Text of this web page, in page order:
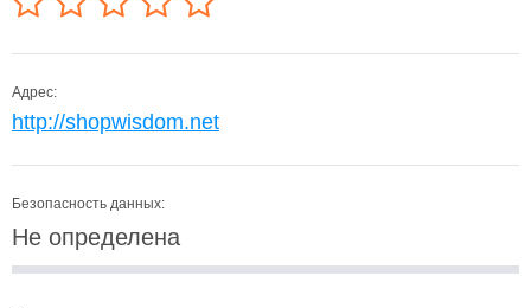
Адрес:
http://shopwisdom.net
Безопасность данных:
Не определена